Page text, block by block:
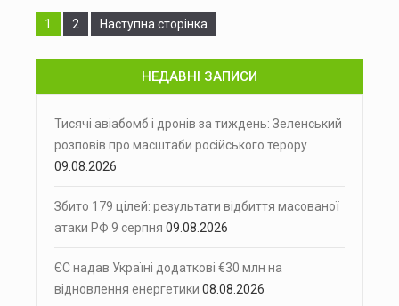
Сторінка
1 Сторінка
2 Наступна сторінка
НЕДАВНІ ЗАПИСИ
Тисячі авіабомб і дронів за тиждень: Зеленський
розповів про масштаби російського терору
09.08.2026
Збито 179 цілей: результати відбиття масованої
атаки РФ 9 серпня 09.08.2026
ЄС надав Україні додаткові €30 млн на
відновлення енергетики 08.08.2026